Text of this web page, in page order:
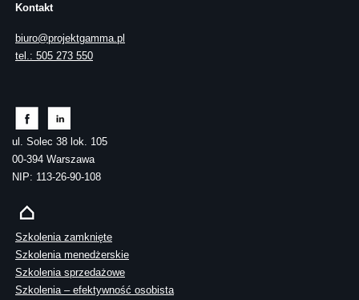
Kontakt
biuro@projektgamma.pl
tel.: 505 273 550
ul. Solec 38 lok. 105
00-394 Warszawa
NIP: 113-26-90-108
Szkolenia zamknięte
Szkolenia menedżerskie
Szkolenia sprzedażowe
Szkolenia – efektywność osobista